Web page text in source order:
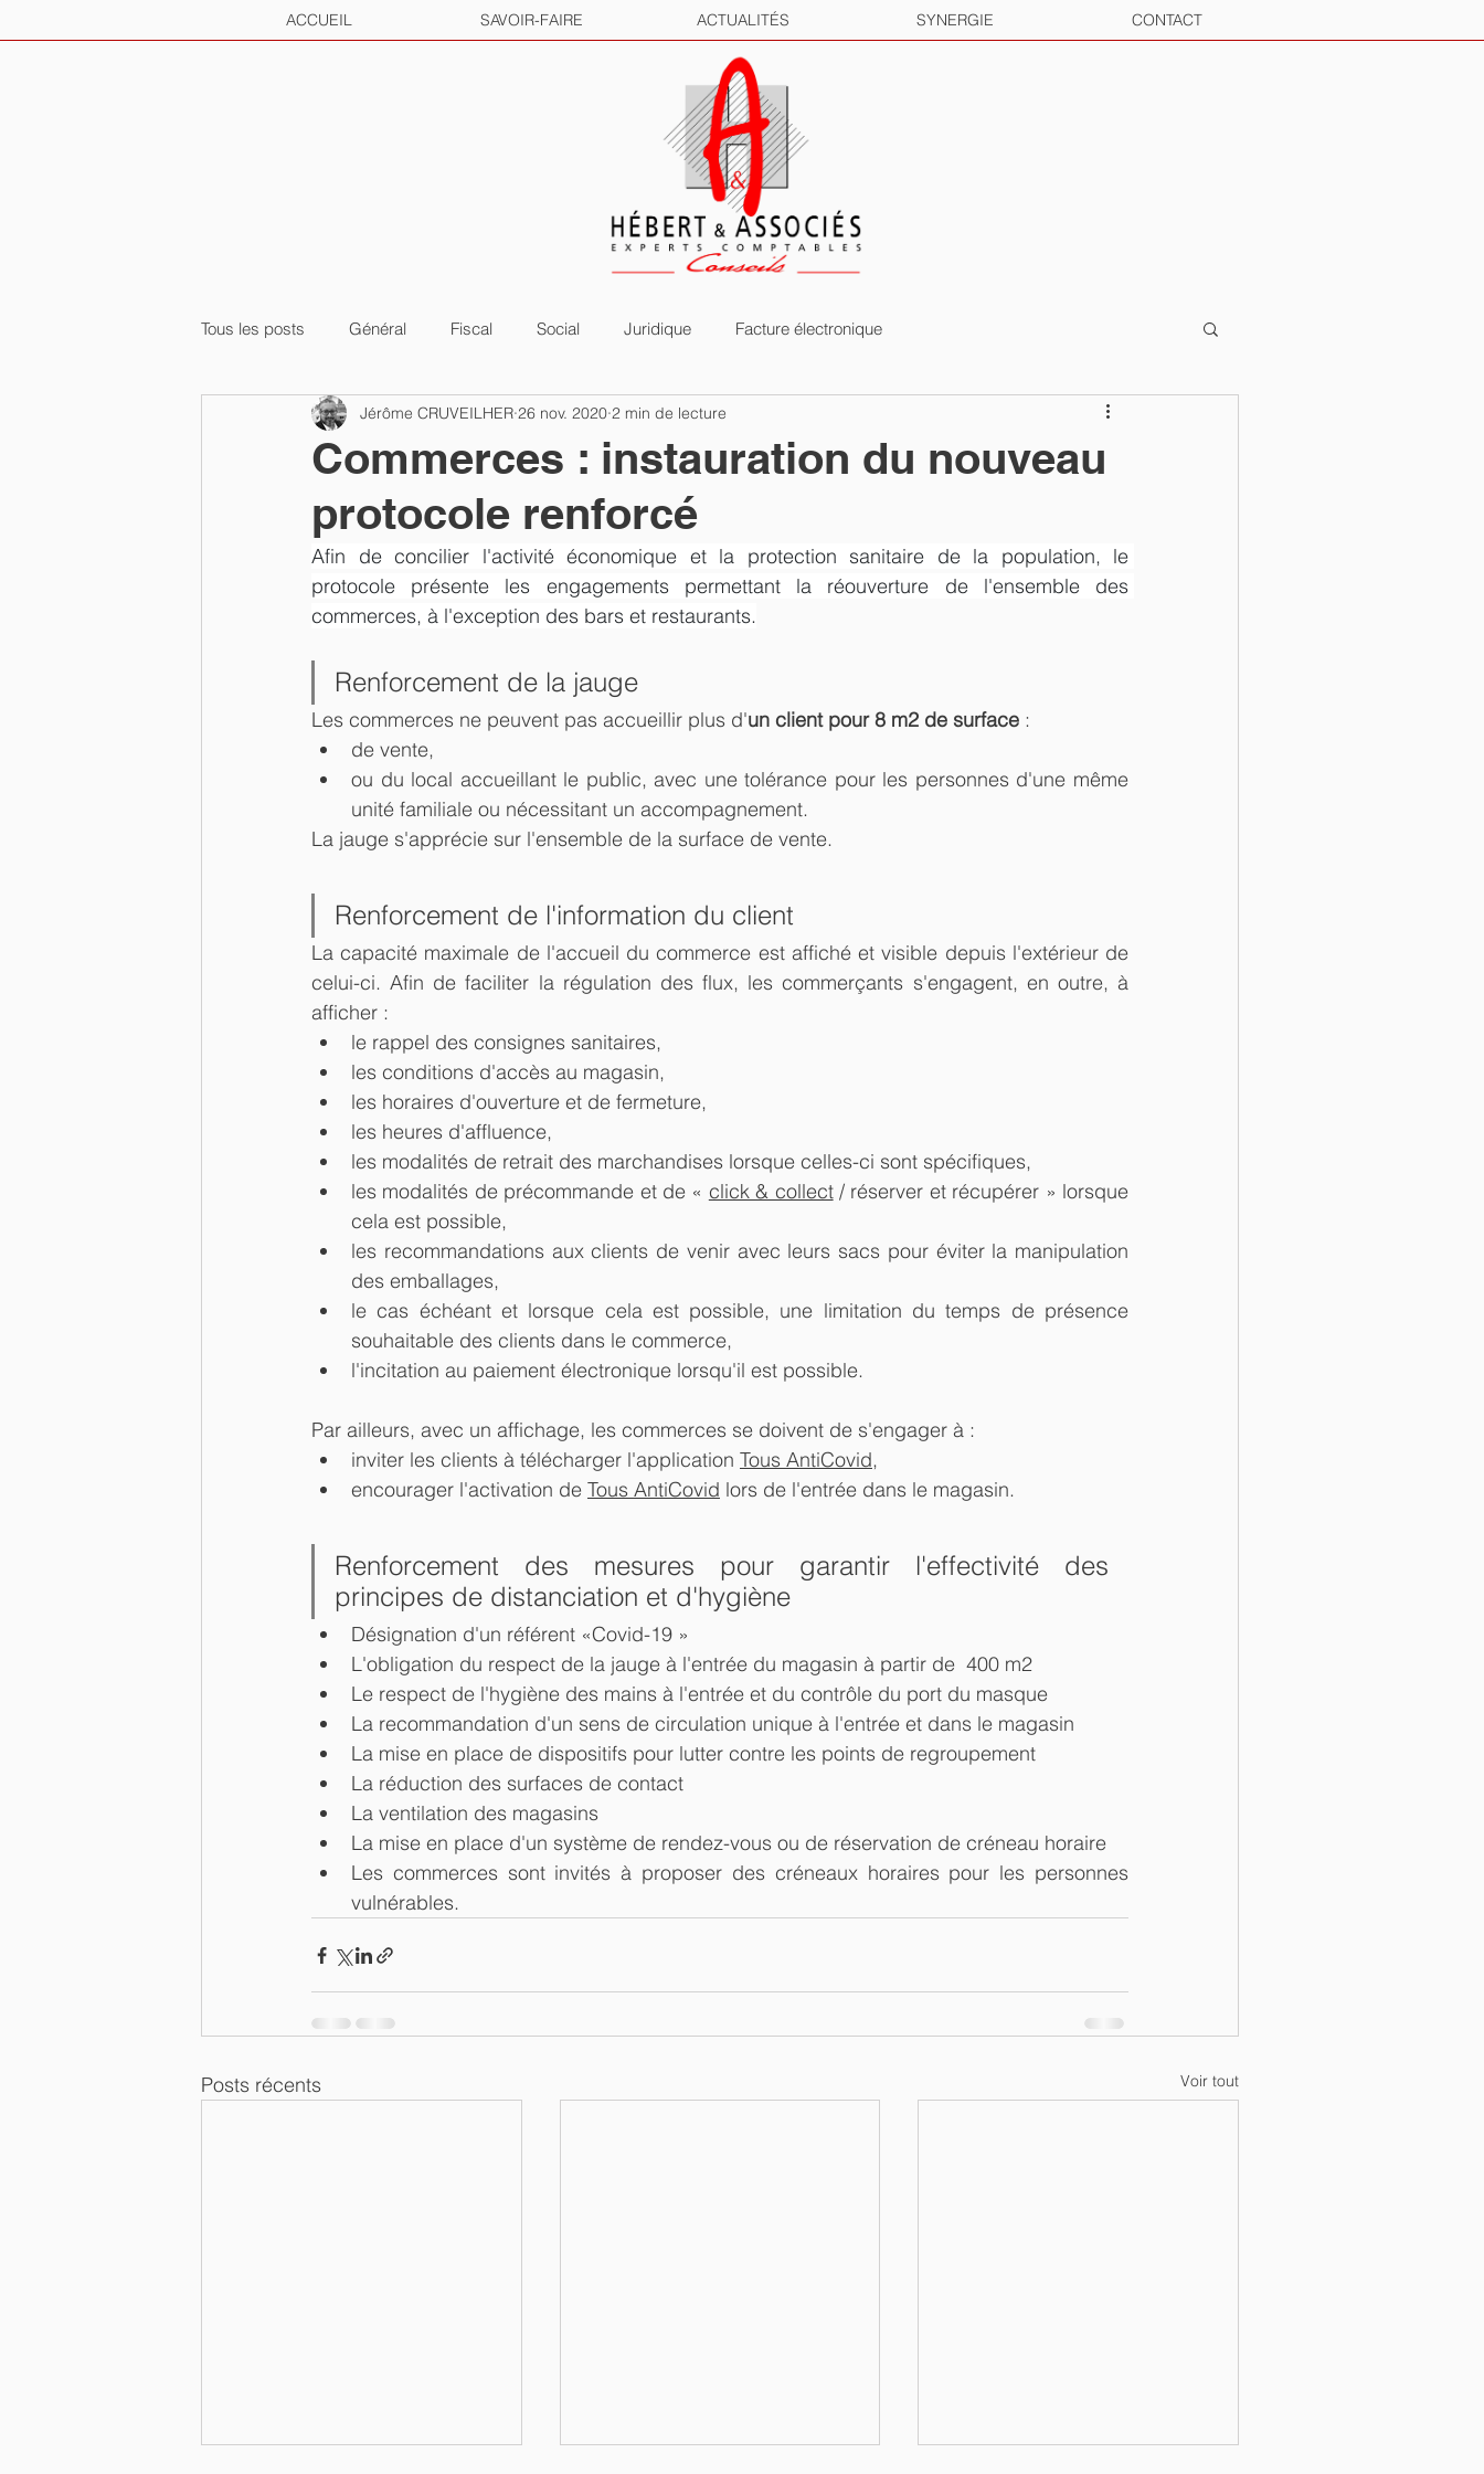
ACCUEIL SAVOIR-FAIRE ACTUALITÉS SYNERGIE CONTACT
Tous les posts Général Fiscal Social Juridique Facture électronique
Commerces : instauration du nouveau
protocole renforcé
Jérôme CRUVEILHER 26 nov. 2020 2 min de lecture
Afin de concilier l'activité économique et la protection sanitaire de la population, le
protocole présente les engagements permettant la réouverture de l'ensemble des
commerces, à l'exception des bars et restaurants.
Renforcement de la jauge
Les commerces ne peuvent pas accueillir plus d'un client pour 8 m2 de surface :
de vente,
ou du local accueillant le public, avec une tolérance pour les personnes d'une même
unité familiale ou nécessitant un accompagnement.
La jauge s'apprécie sur l'ensemble de la surface de vente.
Renforcement de l'information du client
La capacité maximale de l'accueil du commerce est affiché et visible depuis l'extérieur de
celui-ci. Afin de faciliter la régulation des flux, les commerçants s'engagent, en outre, à
afficher :
le rappel des consignes sanitaires,
les conditions d'accès au magasin,
les horaires d'ouverture et de fermeture,
les heures d'affluence,
les modalités de retrait des marchandises lorsque celles-ci sont spécifiques,
les modalités de précommande et de « click & collect / réserver et récupérer » lorsque
cela est possible,
les recommandations aux clients de venir avec leurs sacs pour éviter la manipulation
des emballages,
le cas échéant et lorsque cela est possible, une limitation du temps de présence
souhaitable des clients dans le commerce,
l'incitation au paiement électronique lorsqu'il est possible.
Par ailleurs, avec un affichage, les commerces se doivent de s'engager à :
inviter les clients à télécharger l'application Tous AntiCovid,
encourager l'activation de Tous AntiCovid lors de l'entrée dans le magasin.
Renforcement des mesures pour garantir l'effectivité des
principes de distanciation et d'hygiène
Désignation d'un référent «Covid-19 »
L'obligation du respect de la jauge à l'entrée du magasin à partir de  400 m2
Le respect de l'hygiène des mains à l'entrée et du contrôle du port du masque
La recommandation d'un sens de circulation unique à l'entrée et dans le magasin
La mise en place de dispositifs pour lutter contre les points de regroupement
La réduction des surfaces de contact
La ventilation des magasins
La mise en place d'un système de rendez-vous ou de réservation de créneau horaire
Les commerces sont invités à proposer des créneaux horaires pour les personnes
vulnérables.
Posts récents Voir tout